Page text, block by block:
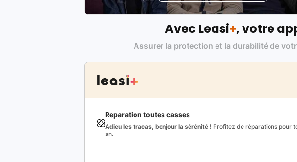
Avec Leasi+, votre
Assurer la protection et la durabilité de
Reparation toutes casses
Adieu les tracas, bonjour la sérénité ! Profitez de réparations pour
an.